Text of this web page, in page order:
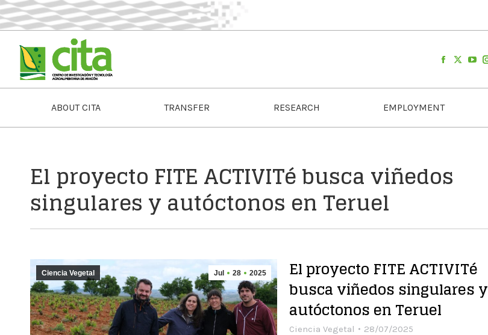
ABOUT CITA TRANSFER RESEARCH EMPLOYMENT
El proyecto FITE ACTIVITé busca viñedos
singulares y autóctonos en Teruel
Jul 28 2025
Ciencia Vegetal El proyecto FITE ACTIVITé
busca viñedos singulares y
autóctonos en Teruel
Ciencia Vegetal 28/07/2025